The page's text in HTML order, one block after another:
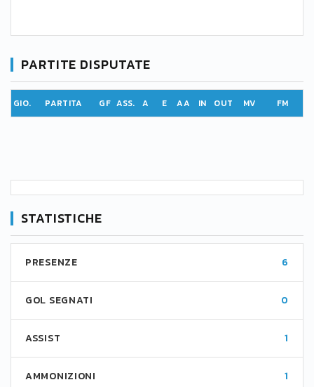
PARTITE DISPUTATE
GIO. PARTITA GF ASS. A E AA IN OUT MV FM
STATISTICHE
PRESENZE 6
GOL SEGNATI 0
ASSIST 1
AMMONIZIONI 1